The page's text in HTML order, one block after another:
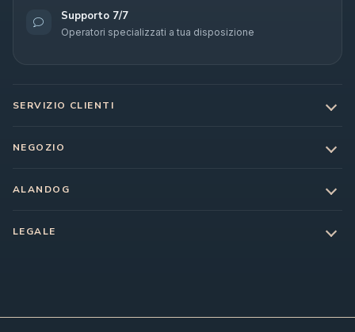
Supporto 7/7
Operatori specializzati a tua disposizione
SERVIZIO CLIENTI
NEGOZIO
ALANDOG
LEGALE